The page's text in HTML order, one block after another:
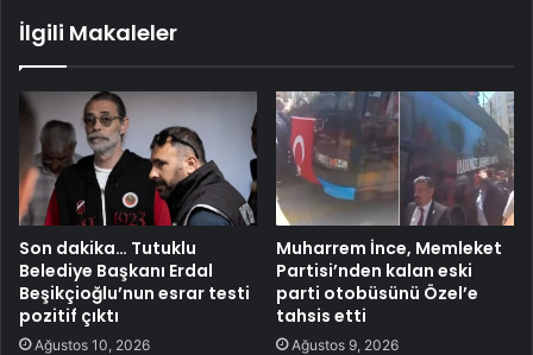
İlgili Makaleler
Son dakika… Tutuklu
Belediye Başkanı Erdal
Beşikçioğlu’nun esrar testi
pozitif çıktı
Ağustos 10, 2026
Muharrem İnce, Memleket
Partisi’nden kalan eski
parti otobüsünü Özel’e
tahsis etti
Ağustos 9, 2026